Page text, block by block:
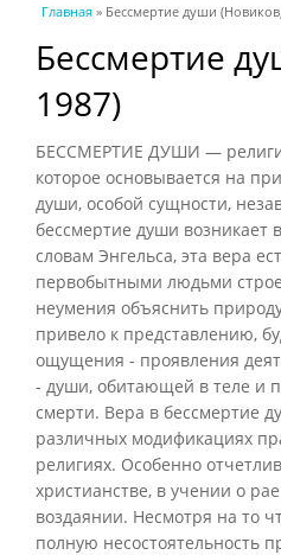
Вы здесь
Главная » Бессмертие души
Бессмертие
1987)
БЕССМЕРТИЕ ДУШИ —
которое основывается на
души, особой сущности,
бессмертие души возникает
словам Энгельса, эта вера
первобытными людьми
неумения объяснить
привело к представлению,
ощущения - проявления
- души, обитающей в теле и
смерти. Вера в бессмертие
различных модификациях
религиях. Особенно
христианстве, в учении о
воздаянии. Несмотря на то
полную несостоятельность